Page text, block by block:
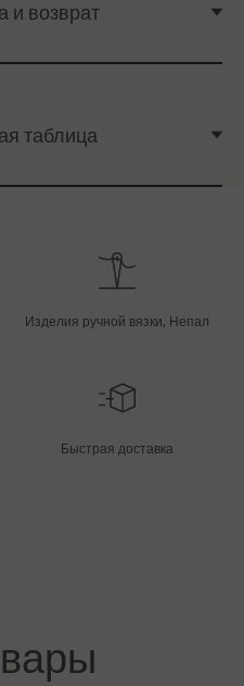
и возврат
таблица
Изделия ручной вязки, Непал
Быстрая доставка